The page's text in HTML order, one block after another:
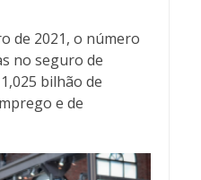
de 2021, o número
no seguro de
bilhão de
e de